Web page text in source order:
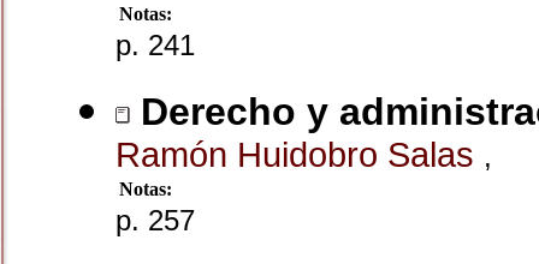
Notas:
p. 241
Derecho y
Ramón Huidobro Salas ,
Notas:
p. 257